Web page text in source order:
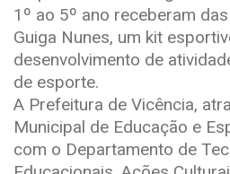
1º ao 5º ano receberam
Guiga Nunes, um kit
desenvolvimento de
de esporte.
A Prefeitura de Vicência,
Municipal de Educação e
com o Departamento de